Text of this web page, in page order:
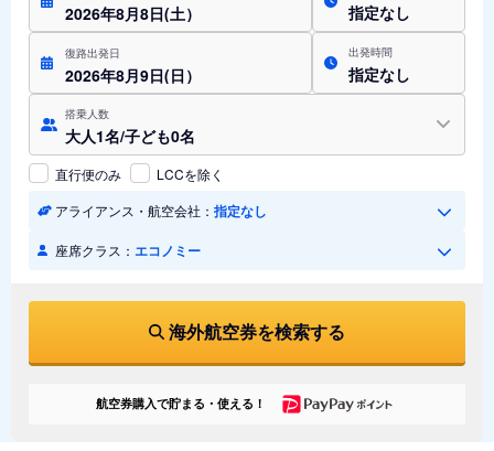
2026年8月8日(土） 指定なし
復路出発日
2026年8月9日(日）
出発時間
指定なし
搭乗人数
大人1名/子ども0名
直行便のみ
LCCを除く
アライアンス・航空会社： 指定なし
座席クラス： エコノミー
海外航空券を検索する
航空券購入で貯まる・使える！